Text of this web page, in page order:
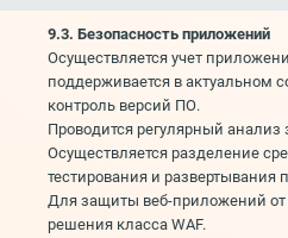
9.3. Безопасность приложений
Осуществляется учет
поддерживается в актуальном
контроль версий ПО.
Проводится регулярный
Осуществляется разделение
тестирования и развертывания
Для защиты веб-приложений от
решения класса WAF.